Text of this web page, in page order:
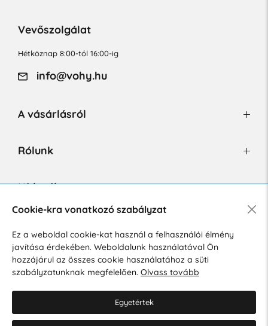
Vevőszolgálat
Hétköznap 8:00-tól 16:00-ig
info@vohy.hu
A vásárlásról
Rólunk
Hírlevél
Hozzájárulok a személyes adatok marketing célú kezeléséhez.
Személyes adatok védelmére vonatkozó szabályzat.
Cookie-kra vonatkozó szabályzat
Ez a weboldal cookie-kat használ a felhasználói élmény
javítása érdekében. Weboldalunk használatával Ön
hozzájárul az összes cookie használatához a süti
szabályzatunknak megfelelően. Olvass tovább
Egyetértek